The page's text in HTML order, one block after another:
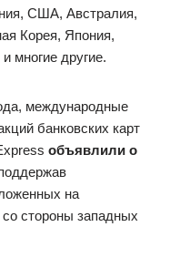
США, Австралия,
Корея, Япония,
многие другие.
международные
банковских карт
объявлили о
на
стороны западных